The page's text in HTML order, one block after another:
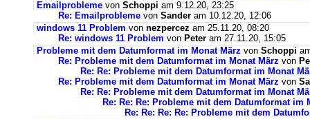
Emailprobleme von Schoppi am 9.12.20, 23:25
Re: Emailprobleme von Sander am 10.12.20, 12:06
windows 11 Problem von nezpercez am 25.11.20, 08:20
Re: windows 11 Problem von Peter am 27.11.20, 15:05
Probleme mit dem Datumformat im Monat März von Schoppi
Re: Probleme mit dem Datumformat im Monat März von
Re: Re: Probleme mit dem Datumformat im Monat
Re: Probleme mit dem Datumformat im Monat März von
Re: Re: Probleme mit dem Datumformat im Monat
Re: Re: Re: Probleme mit dem Datumformat im
Re: Re: Re: Re: Probleme mit dem